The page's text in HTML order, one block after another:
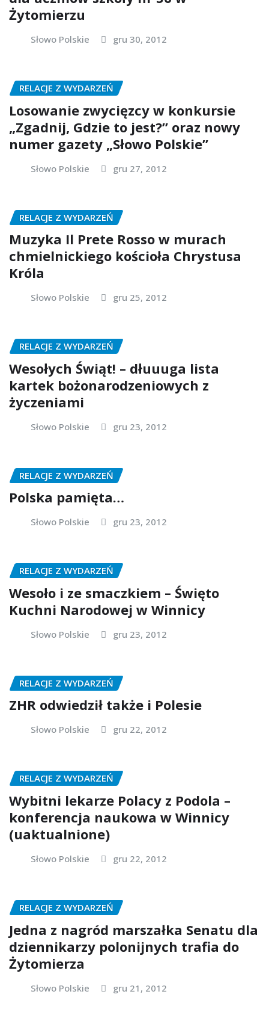
Żytomierzu
Słowo Polskie gru 30, 2012
RELACJE Z WYDARZEŃ
Losowanie zwycięzcy w konkursie
„Zgadnij, Gdzie to jest?” oraz nowy
numer gazety „Słowo Polskie”
Słowo Polskie gru 27, 2012
RELACJE Z WYDARZEŃ
Muzyka Il Prete Rosso w murach
chmielnickiego kościoła Chrystusa
Króla
Słowo Polskie gru 25, 2012
RELACJE Z WYDARZEŃ
Wesołych Świąt! – dłuuuga lista
kartek bożonarodzeniowych z
życzeniami
Słowo Polskie gru 23, 2012
RELACJE Z WYDARZEŃ
Polska pamięta…
Słowo Polskie gru 23, 2012
RELACJE Z WYDARZEŃ
Wesoło i ze smaczkiem – Święto
Kuchni Narodowej w Winnicy
Słowo Polskie gru 23, 2012
RELACJE Z WYDARZEŃ
ZHR odwiedził także i Polesie
Słowo Polskie gru 22, 2012
RELACJE Z WYDARZEŃ
Wybitni lekarze Polacy z Podola –
konferencja naukowa w Winnicy
(uaktualnione)
Słowo Polskie gru 22, 2012
RELACJE Z WYDARZEŃ
Jedna z nagród marszałka Senatu dla
dziennikarzy polonijnych trafia do
Żytomierza
Słowo Polskie gru 21, 2012